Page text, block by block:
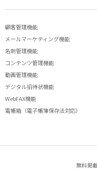
顧客管理機能
メールマーケティング機能
名刺管理機能
コンテンツ管理機能
動画管理機能
デジタル招待状機能
WebFAX機能
電帳箱（電子帳簿保存法対応）
無料掲